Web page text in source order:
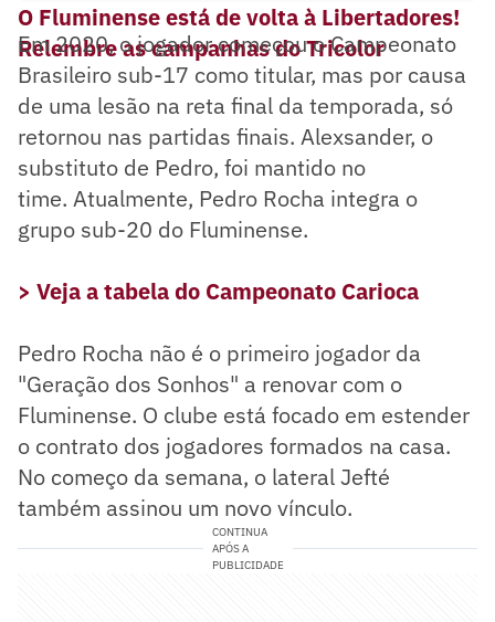
O Fluminense está de volta à Libertadores!
Relembre as campanhas do Tricolor
Em 2020, o jogador começou o Campeonato
Brasileiro sub-17 como titular, mas por causa
de uma lesão na reta final da temporada, só
retornou nas partidas finais. Alexsander, o
substituto de Pedro, foi mantido no
time. Atualmente, Pedro Rocha integra o
grupo sub-20 do Fluminense.
> Veja a tabela do Campeonato Carioca
Pedro Rocha não é o primeiro jogador da
"Geração dos Sonhos" a renovar com o
Fluminense. O clube está focado em estender
o contrato dos jogadores formados na casa.
No começo da semana, o lateral Jefté
também assinou um novo vínculo.
CONTINUA
APÓS A
PUBLICIDADE